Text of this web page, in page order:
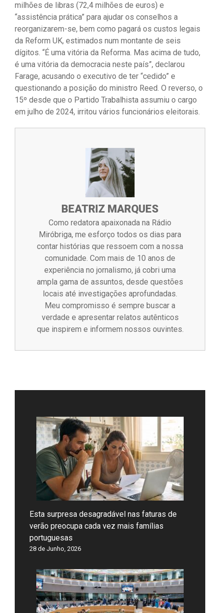
milhões de libras (72,4 milhões de euros) e
“assistência prática” para ajudar os conselhos a
reorganizarem-se, bem como pagará os custos legais
da Reform UK, estimados num montante de seis
dígitos. “É uma vitória da Reforma. Mas acima de tudo,
é uma vitória da democracia neste país”, declarou
Farage, acusando o executivo de ter “cedido” e
questionando a posição do ministro Reed. O reverso, o
15º desde que o Partido Trabalhista assumiu o cargo
em julho de 2024, irritou vários funcionários eleitorais.
BEATRIZ MARQUES
Como redatora apaixonada na Rádio
Miróbriga, me esforço todos os dias para
contar histórias que ressoem com a nossa
comunidade. Com mais de 10 anos de
experiência no jornalismo, já cobri uma
ampla gama de assuntos, desde questões
locais até investigações aprofundadas.
Meu compromisso é sempre buscar a
verdade e apresentar relatos autênticos
que inspirem e informem nossos ouvintes.
Esta surpresa desagradável nas faturas de
verão preocupa cada vez mais famílias
portuguesas
28 de Junho, 2026